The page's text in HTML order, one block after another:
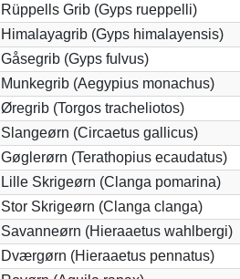
Rüppells Grib (Gyps rueppelli)
Himalayagrib (Gyps himalayensis)
Gåsegrib (Gyps fulvus)
Munkegrib (Aegypius monachus)
Øregrib (Torgos tracheliotos)
Slangeørn (Circaetus gallicus)
Gøglerørn (Terathopius ecaudatus)
Lille Skrigeørn (Clanga pomarina)
Stor Skrigeørn (Clanga clanga)
Savanneørn (Hieraaetus wahlbergi)
Dværgørn (Hieraaetus pennatus)